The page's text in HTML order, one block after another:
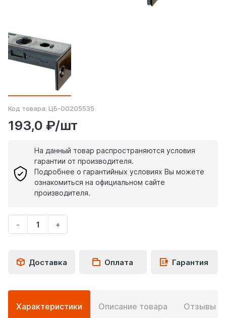
Код товара: ЦБ-00205535
193,0 ₽/шт
На данный товар распространяются условия
гарантии от производителя.
Подробнее о гарантийных условиях Вы можете
ознакомиться на официальном сайте
производителя.
-
Укажите
количество
+
Доставка Оплата Гарантия
Подробная
информация
Характеристики Описание товара Отзывы